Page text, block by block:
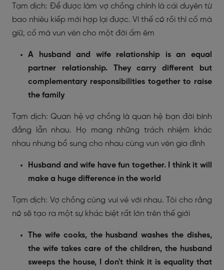
Tạm dịch: Để được làm vợ chồng chính là cái duyên từ
bao nhiêu kiếp mới hợp lại được. Vì thế có rồi thì cố mà
giữ, cố mà vun vén cho một đời ấm êm
A husband and wife relationship is an equal
partner relationship. They carry different but
complementary responsibilities together to raise
the family
Tạm dịch: Quan hệ vợ chồng là quan hệ bạn đời bình
đẳng lẫn nhau. Họ mang những trách nhiệm khác
nhau nhưng bổ sung cho nhau cùng vun vén gia đình
Husband and wife have fun together. I think it will
make a huge difference in the world
Tạm dịch: Vợ chồng cùng vui vẻ với nhau. Tôi cho rằng
nó sẽ tạo ra một sự khác biệt rất lớn trên thế giới
The wife cooks, the husband washes the dishes,
the wife takes care of the children, the husband
sweeps the house, I don't think it is equality that